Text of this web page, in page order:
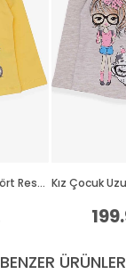
BENZER ÜRÜNLER